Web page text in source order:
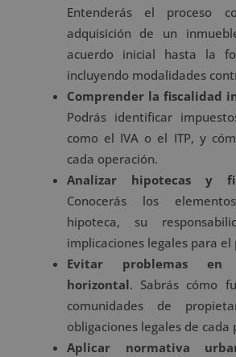
Entenderás el proceso
adquisición de un
acuerdo inicial hasta la
incluyendo modalidades
Comprender la fiscalidad
Podrás identificar
como el IVA o el ITP, y
cada operación.
Analizar hipotecas y
Conocerás los
hipoteca, su
implicaciones legales para
Evitar problemas en
horizontal. Sabrás cómo
comunidades de
obligaciones legales de cada
Aplicar normativa